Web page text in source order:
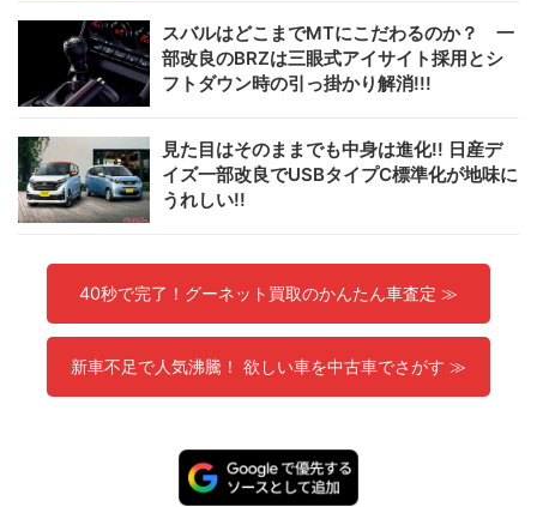
スバルはどこまでMTにこだわるのか？ 一
部改良のBRZは三眼式アイサイト採用とシ
フトダウン時の引っ掛かり解消!!!
見た目はそのままでも中身は進化!! 日産デ
イズ一部改良でUSBタイプC標準化が地味に
うれしい!!
40秒で完了！グーネット買取のかんたん車査定 ≫
新車不足で人気沸騰！ 欲しい車を中古車でさがす ≫